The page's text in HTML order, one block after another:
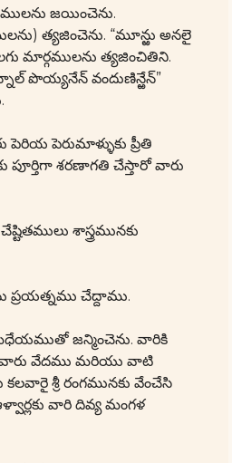
జయించెను.
త్యజించెను. “మూన్ఱు అనలై
మార్గములను త్యజించితిని.
పొయ్యనేన్ వందుణిన్ఱేన్”
పెరియ పెరుమాళ్ళుకు ప్రీతి
పూర్తిగా శరణాగతి చేస్తారో వారు
శాస్త్రమునకు
ప్రయత్నము చేద్దాము.
జన్మించెను. వారికి
వారు వేదము మరియు వాటి
శ్రీ రంగమునకు వేంచేసి
వారి దివ్య మంగళ